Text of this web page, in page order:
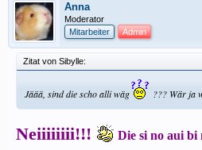
Anna
Moderator
Mitarbeiter
Admin
Zitat von Sibylle:
Jäää, sind die scho alli wäg ??? Wär ja
Neiiiiiiii!!! Die si no aui bi